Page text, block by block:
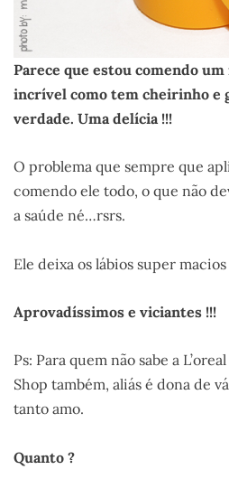
Parece que estou comendo um
incrível como tem cheirinho e
verdade. Uma delícia !!!
O problema que sempre que
comendo ele todo, o que não
a saúde né…rsrs.
Ele deixa os lábios super
Aprovadíssimos e viciantes !!!
Ps: Para quem não sabe a
Shop também, aliás é dona de
tanto amo.
Quanto ?